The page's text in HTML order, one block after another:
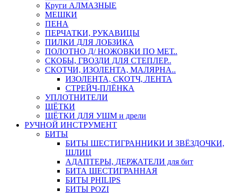
Круги АЛМАЗНЫЕ
МЕШКИ
ПЕНА
ПЕРЧАТКИ, РУКАВИЦЫ
ПИЛКИ ДЛЯ ЛОБЗИКА
ПОЛОТНО Д/ НОЖОВКИ ПО МЕТ..
СКОБЫ, ГВОЗДИ ДЛЯ СТЕПЛЕР..
СКОТЧИ, ИЗОЛЕНТА, МАЛЯРНА..
ИЗОЛЕНТА, СКОТЧ, ЛЕНТА
СТРЕЙЧ-ПЛЁНКА
УПЛОТНИТЕЛИ
ЩЁТКИ
ЩЁТКИ ДЛЯ УШМ и дрели
РУЧНОЙ ИНСТРУМЕНТ
БИТЫ
БИТЫ ШЕСТИГРАННИКИ И ЗВЁЗДОЧКИ,
ШЛИЦ
АДАПТЕРЫ, ДЕРЖАТЕЛИ для бит
БИТА ШЕСТИГРАННАЯ
БИТЫ PHILIPS
БИТЫ POZI